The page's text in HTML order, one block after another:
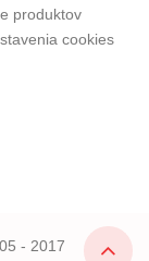
produktov
cookies
- 2017